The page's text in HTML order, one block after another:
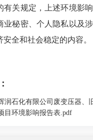
有关规定，上述环境影
业秘密、个人隐私以及涉
安全和社会稳定的内容。
润石化有限公司废变压器、
目环境影响报告表.pdf